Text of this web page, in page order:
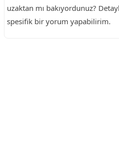
uzaktan mı bakıyordunuz?
spesifik bir yorum yapabilirim.